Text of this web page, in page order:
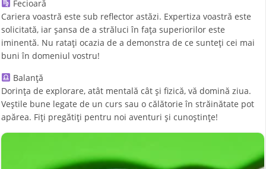
Fecioară
Cariera voastră este sub reflector astăzi. Expertiza voastră este
solicitată, iar șansa de a străluci în fața superiorilor este
iminentă. Nu ratați ocazia de a demonstra de ce sunteți cei mai
buni în domeniul vostru!
Balanță
Dorința de explorare, atât mentală cât și fizică, vă domină ziua.
Veștile bune legate de un curs sau o călătorie în străinătate pot
apărea. Fiți pregătiți pentru noi aventuri și cunoștințe!